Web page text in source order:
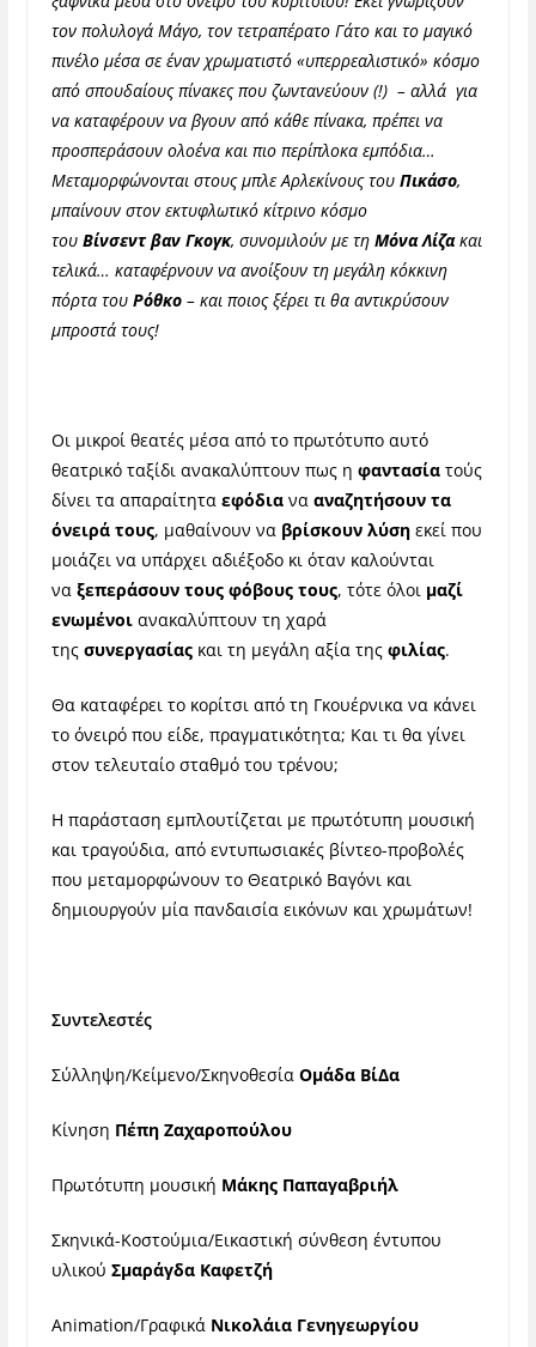
τον πολυλογά Μάγο, τον τετραπέρατο Γάτο και το μαγικό
πινέλο μέσα σε έναν χρωματιστό «υπερρεαλιστικό» κόσμο
από σπουδαίους πίνακες που ζωντανεύουν (!) – αλλά για
να καταφέρουν να βγουν από κάθε πίνακα, πρέπει να
προσπεράσουν ολοένα και πιο περίπλοκα εμπόδια…
Μεταμορφώνονται στους μπλε Αρλεκίνους του Πικάσο,
μπαίνουν στον εκτυφλωτικό κίτρινο κόσμο
του Βίνσεντ βαν Γκογκ, συνομιλούν με τη Μόνα Λίζακαι
τελικά… καταφέρνουν να ανοίξουν τη μεγάλη κόκκινη
πόρτα του Ρόθκο– και ποιος ξέρει τι θα αντικρύσουν
μπροστά τους!
Οι μικροί θεατές μέσα από το πρωτότυπο αυτό
θεατρικό ταξίδι ανακαλύπτουν πως η φαντασίατούς
δίνει τα απαραίτητα εφόδιανα αναζητήσουν τα
όνειρά τους, μαθαίνουν να βρίσκουν λύσηεκεί που
μοιάζει να υπάρχει αδιέξοδο κι όταν καλούνται
να ξεπεράσουν τους φόβους τους, τότε όλοι μαζί
ενωμένοιανακαλύπτουν τη χαρά
της συνεργασίας και τη μεγάλη αξία της φιλίας.
Θα καταφέρει το κορίτσι από τη Γκουέρνικα να κάνει
το όνειρό που είδε, πραγματικότητα; Και τι θα γίνει
στον τελευταίο σταθμό του τρένου;
Η παράσταση εμπλουτίζεται με πρωτότυπη μουσική
και τραγούδια, από εντυπωσιακές βίντεο-προβολές
που μεταμορφώνουν το Θεατρικό Βαγόνι και
δημιουργούν μία πανδαισία εικόνων και χρωμάτων!
Συντελεστές
Σύλληψη/Κείμενο/Σκηνοθεσία Ομάδα ΒίΔα
Κίνηση Πέπη Ζαχαροπούλου
Πρωτότυπη μουσική Μάκης Παπαγαβριήλ
Σκηνικά-Κοστούμια/Εικαστική σύνθεση έντυπου
υλικού Σμαράγδα Καφετζή
Αnimation/Γραφικά Νικολάια Γενηγεωργίου